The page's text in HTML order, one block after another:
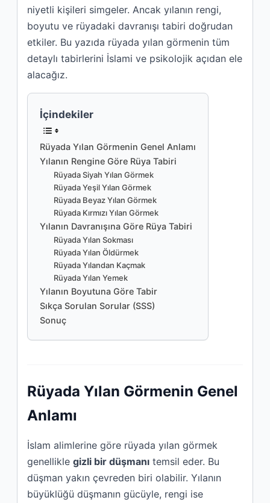
niyetli kişileri simgeler. Ancak yılanın rengi,
boyutu ve rüyadaki davranışı tabiri doğrudan
etkiler. Bu yazıda rüyada yılan görmenin tüm
detaylı tabirlerini İslami ve psikolojik açıdan ele
alacağız.
İçindekiler
Rüyada Yılan Görmenin Genel Anlamı
Yılanın Rengine Göre Rüya Tabiri
Rüyada Siyah Yılan Görmek
Rüyada Yeşil Yılan Görmek
Rüyada Beyaz Yılan Görmek
Rüyada Kırmızı Yılan Görmek
Yılanın Davranışına Göre Rüya Tabiri
Rüyada Yılan Sokması
Rüyada Yılan Öldürmek
Rüyada Yılandan Kaçmak
Rüyada Yılan Yemek
Yılanın Boyutuna Göre Tabir
Sıkça Sorulan Sorular (SSS)
Sonuç
Rüyada Yılan Görmenin Genel
Anlamı
İslam alimlerine göre rüyada yılan görmek
genellikle gizli bir düşmanı temsil eder. Bu
düşman yakın çevreden biri olabilir. Yılanın
büyüklüğü düşmanın gücüyle, rengi ise